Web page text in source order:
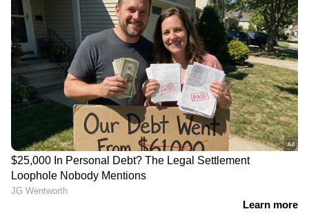
LATEST VIDEOS
ഇന്ത്യയിലെയും ലോകമെമ്പാടുമുള്ള എല്ലാ
അറിയാൻ എപ്പോഴും